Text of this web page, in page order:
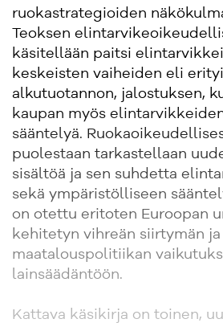
ruokastrategioiden
Teoksen
käsitellään paitsi
keskeisten vaiheiden eli
alkutuotannon, jalostuksen,
kaupan myös
sääntelyä.
puolestaan tarkastellaan
sisältöä ja sen suhdetta
sekä ympäristölliseen
on otettu eritoten Euroopan
kehitetyn vihreän siirtymän
maatalouspolitiikan
lainsäädäntöön.
Kattava käsikirja on toinen,